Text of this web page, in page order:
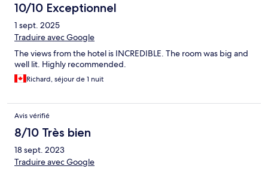
10/10 Exceptionnel
1 sept. 2025
Traduire avec Google
The views from the hotel is INCREDIBLE. The room was big and
well lit. Highly recommended.
Richard, séjour de 1 nuit
Avis vérifié
8/10 Très bien
18 sept. 2023
Traduire avec Google